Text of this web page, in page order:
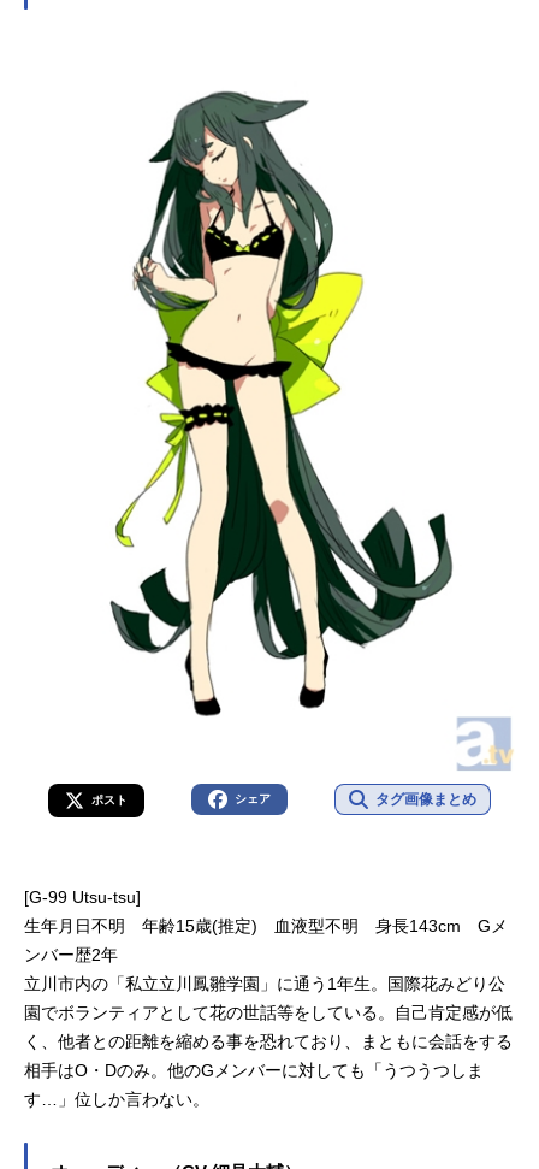
ポスト シェア タグ画像まとめ
[G-99 Utsu-tsu]
生年月日不明 年齢15歳(推定) 血液型不明 身長143cm Gメ
ンバー歴2年
立川市内の「私立立川鳳雛学園」に通う1年生。国際花みどり公
園でボランティアとして花の世話等をしている。自己肯定感が低
く、他者との距離を縮める事を恐れており、まともに会話をする
相手はO・Dのみ。他のGメンバーに対しても「うつうつしま
す…」位しか言わない。